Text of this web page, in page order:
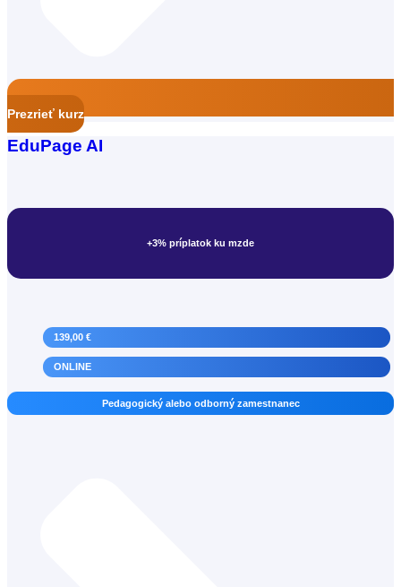
Prezrieť kurz
EduPage AI
+3% príplatok ku mzde
139,00 €
ONLINE
Pedagogický alebo odborný zamestnanec